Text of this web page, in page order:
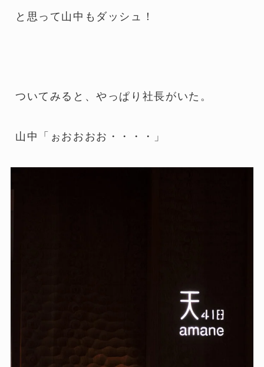
と思って山中もダッシュ！
ついてみると、やっぱり社長がいた。
山中「ぉおおおお・・・・」